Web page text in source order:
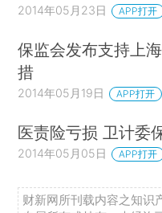
2014年05月23日 APP打开
保监会发布支持上
措
2014年05月19日 APP打开
医责险亏损 卫计委
2014年05月05日 APP打开
财新网所刊载内容之知识